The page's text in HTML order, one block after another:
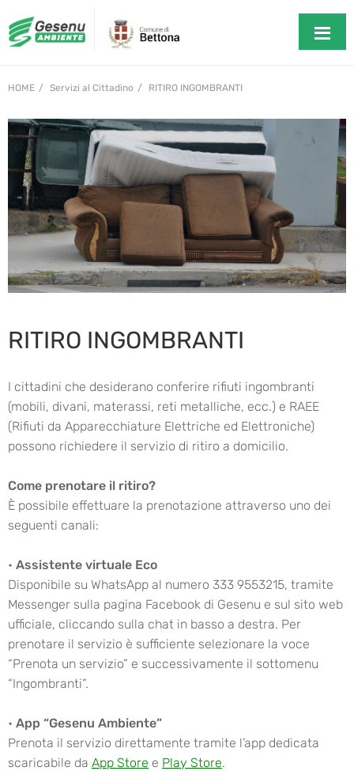
HOME Servizi al Cittadino RITIRO INGOMBRANTI
RITIRO INGOMBRANTI
I cittadini che desiderano conferire rifiuti ingombranti
(mobili, divani, materassi, reti metalliche, ecc.) e RAEE
(Rifiuti da Apparecchiature Elettriche ed Elettroniche)
possono richiedere il servizio di ritiro a domicilio.
Come prenotare il ritiro?
È possibile effettuare la prenotazione attraverso uno dei
seguenti canali:
• Assistente virtuale Eco
Disponibile su WhatsApp al numero 333 9553215, tramite
Messenger sulla pagina Facebook di Gesenu e sul sito web
ufficiale, cliccando sulla chat in basso a destra. Per
prenotare il servizio è sufficiente selezionare la voce
“Prenota un servizio” e successivamente il sottomenu
“Ingombranti”.
• App “Gesenu Ambiente”
Prenota il servizio direttamente tramite l’app dedicata
scaricabile da App Store e Play Store.